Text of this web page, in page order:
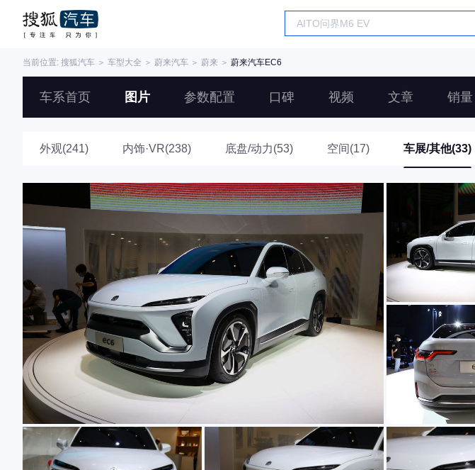
当前位置: 搜狐汽车 ＞ 车型大全 ＞ 蔚来汽车 ＞ 蔚来 ＞ 蔚来汽车EC6
车系首页 图片 参数配置 口碑 视频 文章 销量
外观(241) 内饰·VR(238) 底盘/动力(53) 空间(17) 车展/其他(33)